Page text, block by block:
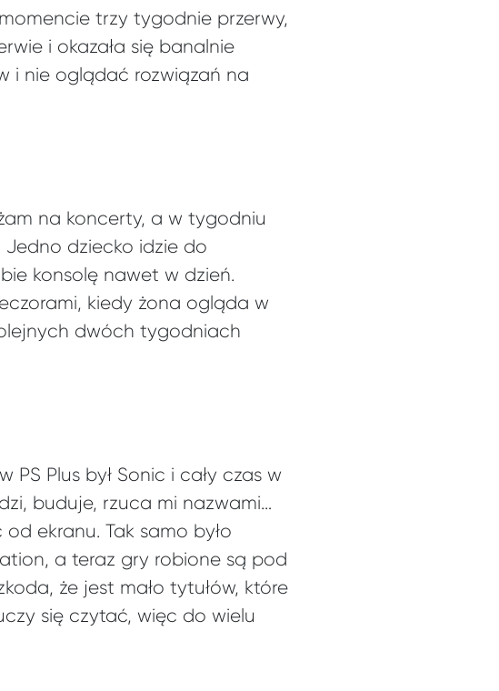
trzy tygodnie przerwy,
i okazała się banalnie
i nie oglądać rozwiązań na
na koncerty, a w tygodniu
dziecko idzie do
konsolę nawet w dzień.
kiedy żona ogląda w
dwóch tygodniach
Plus był Sonic i cały czas w
buduje, rzuca mi nazwami…
ekranu. Tak samo było
a teraz gry robione są pod
że jest mało tytułów, które
się czytać, więc do wielu